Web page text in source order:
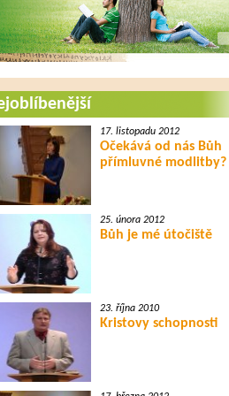
17. listopadu 2012
Očekává od nás Bůh
přímluvné modlitby?
25. února 2012
Bůh je mé útočiště
23. října 2010
Kristovy schopnosti